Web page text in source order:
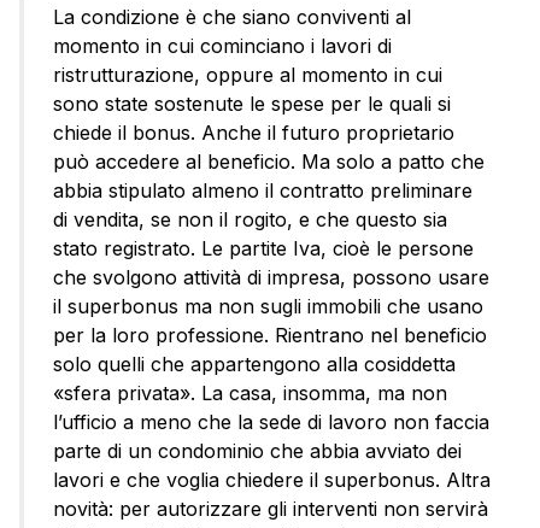
La condizione è che siano conviventi al
momento in cui cominciano i lavori di
ristrutturazione, oppure al momento in cui
sono state sostenute le spese per le quali si
chiede il bonus. Anche il futuro proprietario
può accedere al beneficio. Ma solo a patto che
abbia stipulato almeno il contratto preliminare
di vendita, se non il rogito, e che questo sia
stato registrato. Le partite Iva, cioè le persone
che svolgono attività di impresa, possono usare
il superbonus ma non sugli immobili che usano
per la loro professione. Rientrano nel beneficio
solo quelli che appartengono alla cosiddetta
«sfera privata». La casa, insomma, ma non
l’ufficio a meno che la sede di lavoro non faccia
parte di un condominio che abbia avviato dei
lavori e che voglia chiedere il superbonus. Altra
novità: per autorizzare gli interventi non servirà